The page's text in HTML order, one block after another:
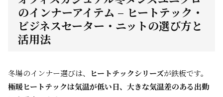
のインナーアイテム – ヒートテック・
ビジネスセーター・ニットの選び方と
活用法
冬場のインナー選びは、 ヒートテックシリーズが鉄板です。
極暖ヒートテックは気温が低い日、大きな気温差のある出勤